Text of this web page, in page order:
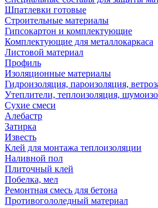
Шпатлевки готовые
Строительные материалы
Гипсокартон и комплектующие
Комплектующие для металлокаркаса
Листовой материал
Профиль
Изоляционные материалы
Гидроизоляция, пароизоляция,
Утеплители, теплоизоляция,
Сухие смеси
Алебастр
Затирка
Известь
Клей для монтажа теплоизоляции
Наливной пол
Плиточный клей
Побелка, мел
Ремонтная смесь для бетона
Противогололедный материал